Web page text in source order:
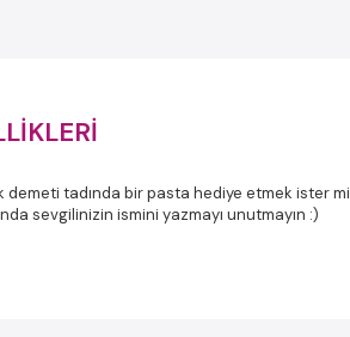
demeti tadında bir pasta hediye etmek ister
sevgilinizin ismini yazmayı unutmayın :)